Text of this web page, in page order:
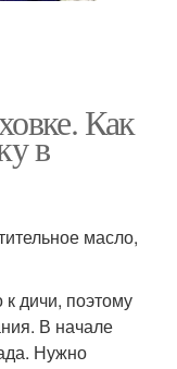
Как
в
масло,
к дичи, поэтому
В начале
Нужно